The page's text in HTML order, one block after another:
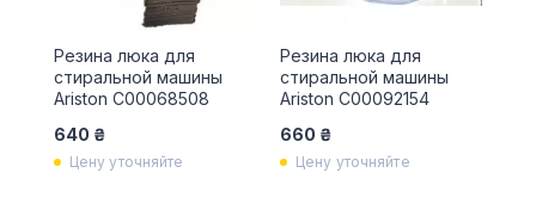
Резина люка для
стиральной машины
Ariston C00068508
640 ₴
Цену уточняйте
Резина люка для
стиральной машины
Ariston C00092154
660 ₴
Цену уточняйте